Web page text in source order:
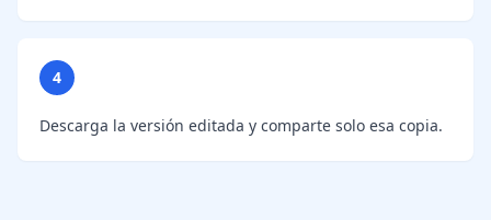
4
Descarga la versión editada y comparte solo esa copia.